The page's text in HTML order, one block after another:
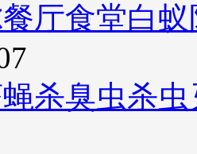
厅食堂白
杀臭虫杀